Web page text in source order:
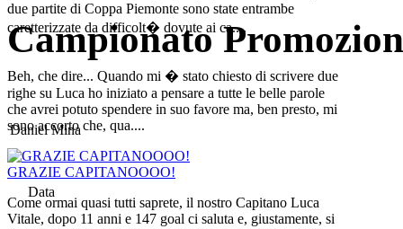
due partite di Coppa Piemonte sono state entrambe
caretterizzate da difficolt� dovute ai ca....
Beh, che dire... Quando mi � stato chiesto di scrivere due
righe su Luca ho iniziato a pensare a tutte le belle parole
che avrei potuto spendere in suo favore ma, ben presto, mi
sono accorto che, qua....
GRAZIE CAPITANOOOO!
Come ormai quasi tutti saprete, il nostro Capitano Luca
Vitale, dopo 11 anni e 147 goal ci saluta e, giustamente, si
Campionato
Daniel Mina
Data